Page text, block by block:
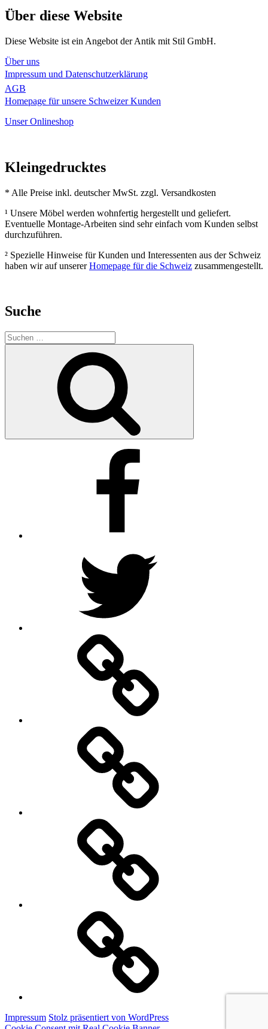
Über diese Website
Diese Website ist ein Angebot der Antik mit Stil GmbH.
Über uns
Impressum und Datenschutzerklärung
AGB
Homepage für unsere Schweizer Kunden
Unser Onlineshop
Kleingedrucktes
* Alle Preise inkl. deutscher MwSt. zzgl. Versandkosten
¹ Unsere Möbel werden wohnfertig hergestellt und geliefert.
Eventuelle Montage-Arbeiten sind sehr einfach vom Kunden selbst
durchzuführen.
² Spezielle Hinweise für Kunden und Interessenten aus der Schweiz
haben wir auf unsererHomepage für die Schweiz zusammengestellt.
Suche
Suchen
nach:
Impressum Stolz präsentiert von WordPress